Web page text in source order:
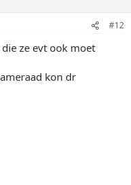
#12
ze evt ook moet
kon dr